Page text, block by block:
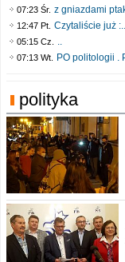
07:23 Śr. z gniazdami
12:47 Pt. Czytaliście już :..
05:15 Cz. ..
07:13 Wt. PO politologii .
polityka